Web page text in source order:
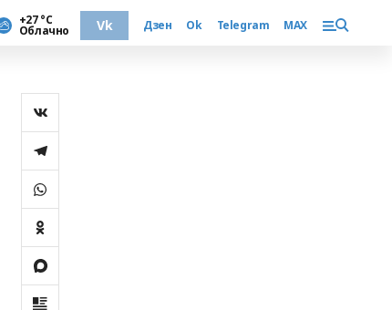
+27 °С
Облачно Vk Дзен Ok Telegram MAX